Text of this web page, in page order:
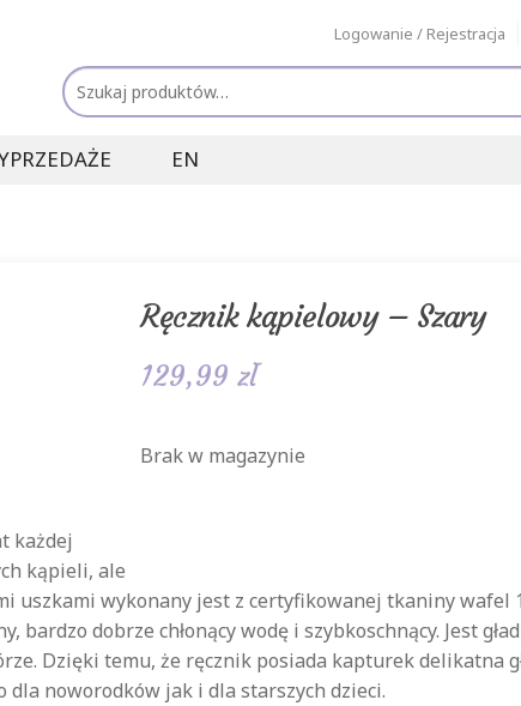
Logowanie / Rejestracja
Szukaj:
EN
Ręcznik kąpielowy – Szary
129,99 zł
Brak w magazynie
każdej
kąpieli, ale
uszkami wykonany jest z certyfikowanej tkaniny wafel
bardzo dobrze chłonący wodę i szybkoschnący. Jest
Dzięki temu, że ręcznik posiada kapturek delikatna
noworodków jak i dla starszych dzieci.